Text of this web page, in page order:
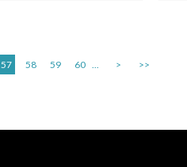
57 58 59 60 ... > >>